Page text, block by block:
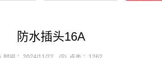
防水插头16A